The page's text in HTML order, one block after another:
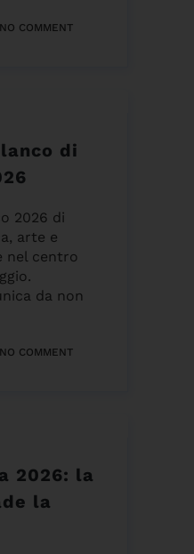
NO COMMENT
di
2026 di
arte e
nel centro
da non
NO COMMENT
2026: la
la